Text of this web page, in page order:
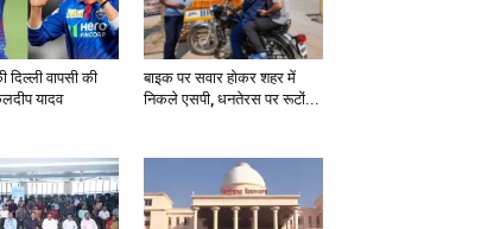
वापसी की
यादव
बाइक पर सवार होकर शहर में
निकले एसपी, धनतेरस पर रूटों...